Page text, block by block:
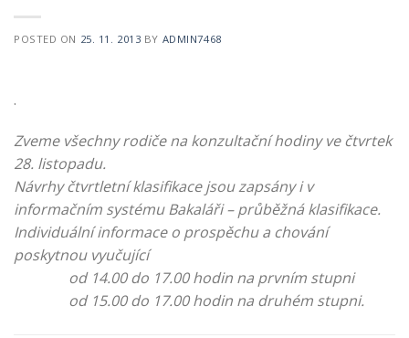
POSTED ON 25. 11. 2013 BY ADMIN7468
.
Zveme všechny rodiče na konzultační hodiny ve čtvrtek
28. listopadu.
Návrhy čtvrtletní klasifikace jsou zapsány i v
informačním systému Bakaláři – průběžná klasifikace.
Individuální informace o prospěchu a chování
poskytnou vyučující
od 14.00 do 17.00 hodin na prvním stupni
od 15.00 do 17.00 hodin na druhém stupni.